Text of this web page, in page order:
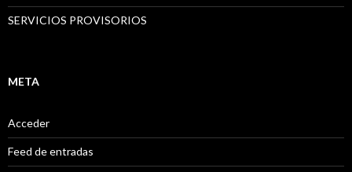
SERVICIOS PROVISORIOS
META
Acceder
Feed de entradas